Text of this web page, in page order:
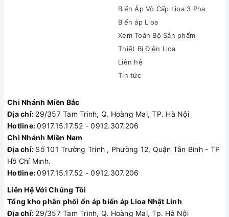
Biến Áp Vô Cấp Lioa 3 Pha
Biến áp Lioa
Xem Toàn Bộ Sản phẩm
Thiết Bị Điện Lioa
Liên hệ
Tin tức
Chi Nhánh Miền Bắc
Địa chỉ: 29/357 Tam Trinh, Q. Hoàng Mai, TP. Hà Nội
Hotline:0917.15.17.52 - 0912.307.206
Chi Nhánh Miền Nam
Địa chỉ: Số 101 Trường Trinh , Phường 12, Quận Tân Bình - TP
Hồ Chí Minh.
Hotline:0917.15.17.52 - 0912.307.206
Liên Hệ Với Chúng Tôi
Tổng kho phân phối ổn áp biến áp Lioa Nhật Linh
Địa chỉ: 29/357 Tam Trinh, Q. Hoàng Mai, Tp. Hà Nội